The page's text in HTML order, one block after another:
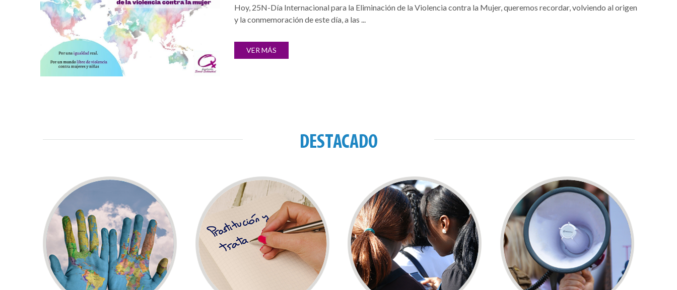
Hoy, 25N-Día Internacional para la Eliminación de la Violencia contra la Mujer, queremos recordar, volviendo al origen
y la conmemoración de este día, a las ...
VER MÁS
DESTACADO